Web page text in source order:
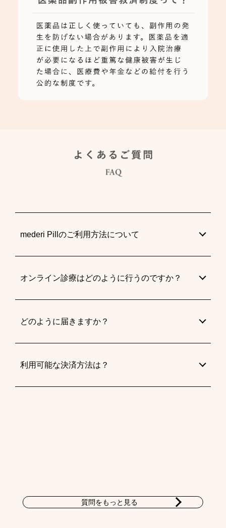
mederi Pillのご利用方法について
オンライン診療はどのように行うのですか？
どのように届きますか？
利用可能な決済方法は？
質問をもっと見る